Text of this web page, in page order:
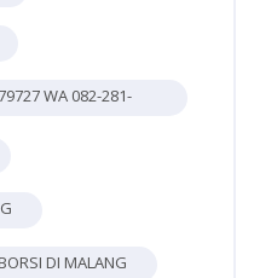
WA 082-281-
DI MALANG